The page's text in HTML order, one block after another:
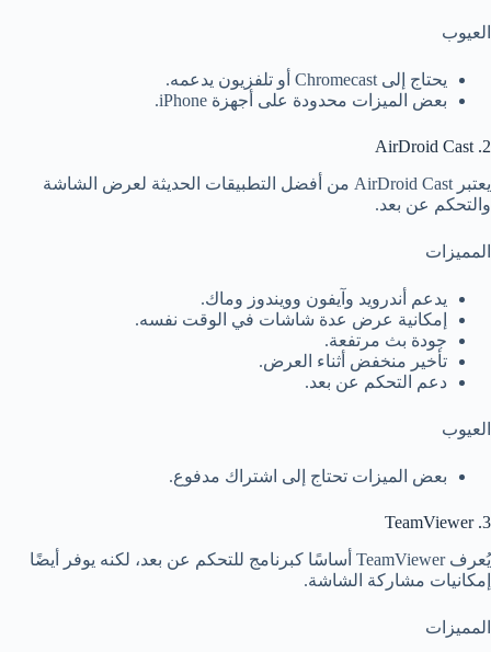
العيوب
يحتاج إلى Chromecast أو تلفزيون يدعمه.
بعض الميزات محدودة على أجهزة iPhone.
2. AirDroid Cast
يعتبر AirDroid Cast من أفضل التطبيقات الحديثة لعرض الشاشة
والتحكم عن بعد.
المميزات
يدعم أندرويد وآيفون وويندوز وماك.
إمكانية عرض عدة شاشات في الوقت نفسه.
جودة بث مرتفعة.
تأخير منخفض أثناء العرض.
دعم التحكم عن بعد.
العيوب
بعض الميزات تحتاج إلى اشتراك مدفوع.
3. TeamViewer
يُعرف TeamViewer أساسًا كبرنامج للتحكم عن بعد، لكنه يوفر أيضًا
إمكانيات مشاركة الشاشة.
المميزات